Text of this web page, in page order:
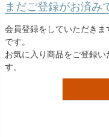
まだご登録がお済み
会員登録をしていただきま
です。
お気に入り商品をご登録
す。